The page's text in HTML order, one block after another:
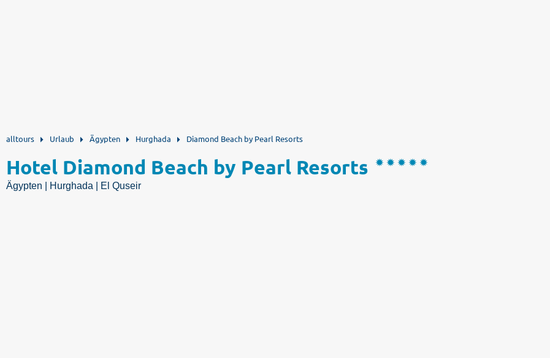
alltours Urlaub Ägypten Hurghada Diamond Beach by Pearl Resorts
Hotel Diamond Beach by Pearl Resorts
Ägypten | Hurghada | El Quseir